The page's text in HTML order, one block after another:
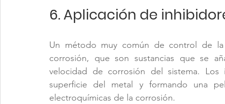
6. Aplicación de
Un método muy común de control de
corrosión, que son sustancias que se
velocidad de corrosión del sistema. Los
superficie del metal y formando una
electroquímicas de la corrosión.